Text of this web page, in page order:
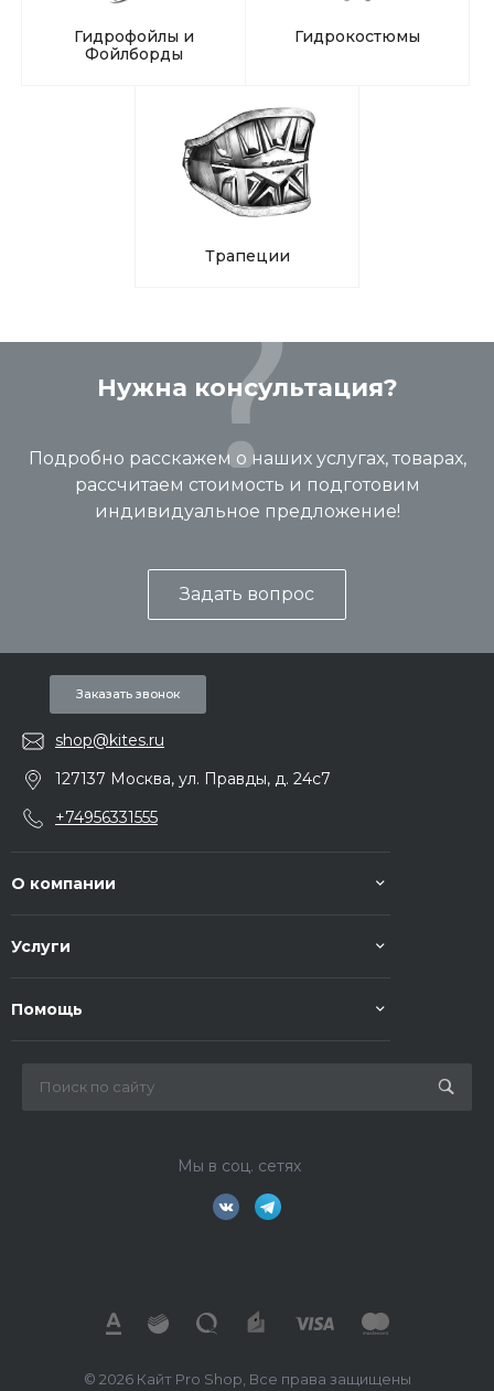
Гидрофойлы и
Фойлборды
Гидрокостюмы
Трапеции
Нужна консультация?
Подробно расскажем о наших услугах, товарах,
рассчитаем стоимость и подготовим
индивидуальное предложение!
Задать вопрос
Заказать звонок
shop@kites.ru
127137 Москва, ул. Правды, д. 24с7
+74956331555
О компании
Услуги
Помощь
Мы в соц. сетях
© 2026 Кайт Pro Shop, Все права защищены